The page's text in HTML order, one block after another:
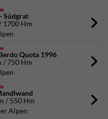
Südgrat
1700 Hm
Quota 1996
/ 750 Hm
/ 550 Hm
Alpen